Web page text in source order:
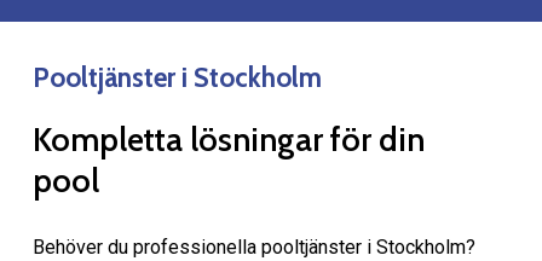
Pooltjänster i Stockholm
Kompletta lösningar för din
pool
Behöver du professionella pooltjänster i Stockholm?